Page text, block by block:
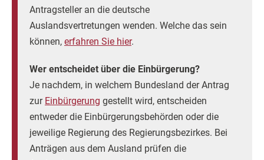
Antragsteller an die deutsche
Auslandsvertretungen wenden. Welche das sein
können, erfahren Sie hier.
Wer entscheidet über die Einbürgerung?
Je nachdem, in welchem Bundesland der Antrag
zur Einbürgerung gestellt wird, entscheiden
entweder die Einbürgerungsbehörden oder die
jeweilige Regierung des Regierungsbezirkes. Bei
Anträgen aus dem Ausland prüfen die